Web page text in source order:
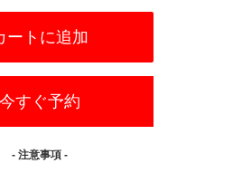
ートに追加
今すぐ予約
- 注意事項 -